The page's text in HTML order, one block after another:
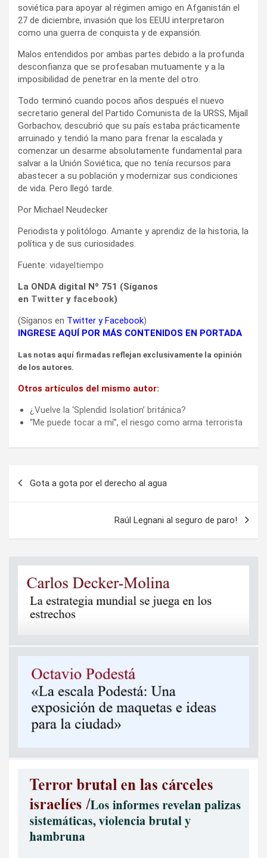
soviética para apoyar al régimen amigo en Afganistán el
27 de diciembre, invasión que los EEUU interpretaron
como una guerra de conquista y de expansión.
Malos entendidos por ambas partes debido a la profunda
desconfianza que se profesaban mutuamente y a la
imposibilidad de penetrar en la mente del otro.
Todo terminó cuando pocos años después el nuevo
secretario general del Partido Comunista de la URSS, Mijaíl
Gorbachov, descubrió que su país estaba prácticamente
arruinado y tendió la mano para frenar la escalada y
comenzar un desarme absolutamente fundamental para
salvar a la Unión Soviética, que no tenía recursos para
abastecer a su población y modernizar sus condiciones
de vida. Pero llegó tarde.
Por Michael Neudecker
Periodista y politólogo. Amante y aprendiz de la historia, la
política y de sus curiosidades.
Fuente: vidayeltiempo
La ONDA digital Nº 751 (Síganos
en Twitter y facebook)
(Síganos en Twitter yFacebook)
INGRESE AQUÍ POR MÁS CONTENIDOS EN PORTADA
Las notas aquí firmadas reflejan exclusivamente la opinión
de los autores.
Otros artículos del mismo autor:
¿Vuelve la ‘Splendid Isolation’ británica?
“Me puede tocar a mí”, el riesgo como arma terrorista
Gota a gota por el derecho al agua
Raúl Legnani al seguro de paro!